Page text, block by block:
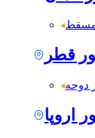
مسقط
قطر
دوحه
اروپا